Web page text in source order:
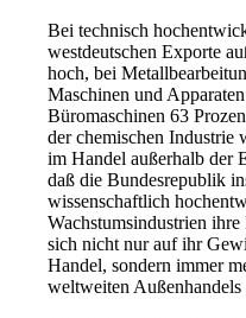
Bei technisch
westdeutschen Exporte
hoch, bei
Maschinen und
Büromaschinen 63
der chemischen Industrie
im Handel außerhalb der
daß die Bundesrepublik
wissenschaftlich
Wachstumsindustrien
sich nicht nur auf ihr
Handel, sondern immer
weltweiten Außenhandels